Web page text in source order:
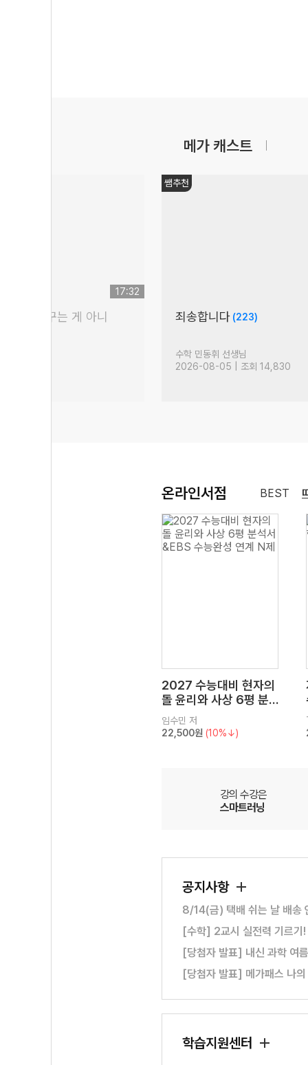
메가 캐스트
17:32
는 건 꾸는 게 아니
쌤추천
죄송합니다 (223)
수학 민동휘 선생님
2026-08-05 | 조회 14,830
온라인서점 BEST
2027 수능대비 현자의
돌 윤리와 사상 6평 분
석서&EBS 수능완성 연
계 N제
임수민 저
22,500원 (10%↓)
강의 수강은
스마트러닝
공지사항
8/14(금) 택배 쉬는 날 배송
[수학] 2교시 실전력 기르기
[당첨자 발표] 내신 과학 여
[당첨자 발표] 메가패스 나
학습지원센터